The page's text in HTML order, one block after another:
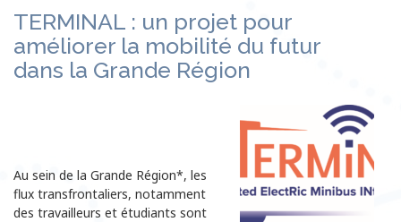
TERMINAL : un projet pour
améliorer la mobilité du futur
dans la Grande Région
Au sein de la Grande Région*, les
flux transfrontaliers, notamment
des travailleurs et étudiants sont